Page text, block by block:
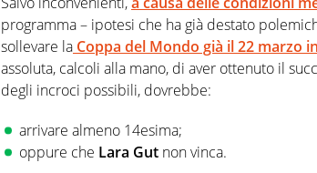
programma – ipotesi che ha già destato
sollevare la Coppa del Mondo già il 22 marzo
assoluta, calcoli alla mano, di aver ottenuto il
degli incroci possibili, dovrebbe:
arrivare almeno 14esima;
oppure che Lara Gut non vinca.